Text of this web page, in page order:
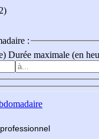
:
Durée maximale (en
fessionnel